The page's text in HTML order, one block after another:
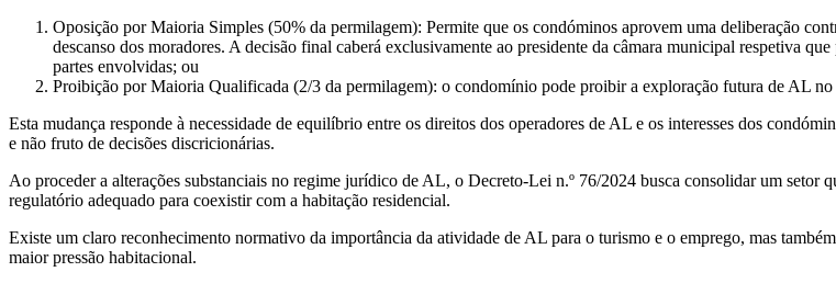
Oposição por Maioria Simples (50% da permilagem): Permite que os condóminos aprovem uma deliberação
descanso dos moradores. A decisão final caberá exclusivamente ao presidente da câmara municipal respetiva
partes envolvidas; ou
Proibição por Maioria Qualificada (2/3 da permilagem): o condomínio pode proibir a exploração futura de AL
Esta mudança responde à necessidade de equilíbrio entre os direitos dos operadores de AL e os interesses dos
e não fruto de decisões discricionárias.
Ao proceder a alterações substanciais no regime jurídico de AL, o Decreto-Lei n.º 76/2024 busca consolidar um setor
regulatório adequado para coexistir com a habitação residencial.
Existe um claro reconhecimento normativo da importância da atividade de AL para o turismo e o emprego, mas
maior pressão habitacional.